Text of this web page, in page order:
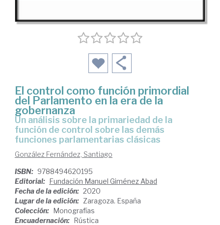
El control como función primordial
del Parlamento en la era de la
gobernanza
un análisis sobre la primariedad de la
función de control sobre las demás
funciones parlamentarias clásicas
González Fernández, Santiago
ISBN: 9788494620195
Editorial: Fundación Manuel Giménez Abad
Fecha de la edición: 2020
Lugar de la edición: Zaragoza. España
Colección: Monografías
Encuadernación: Rústica